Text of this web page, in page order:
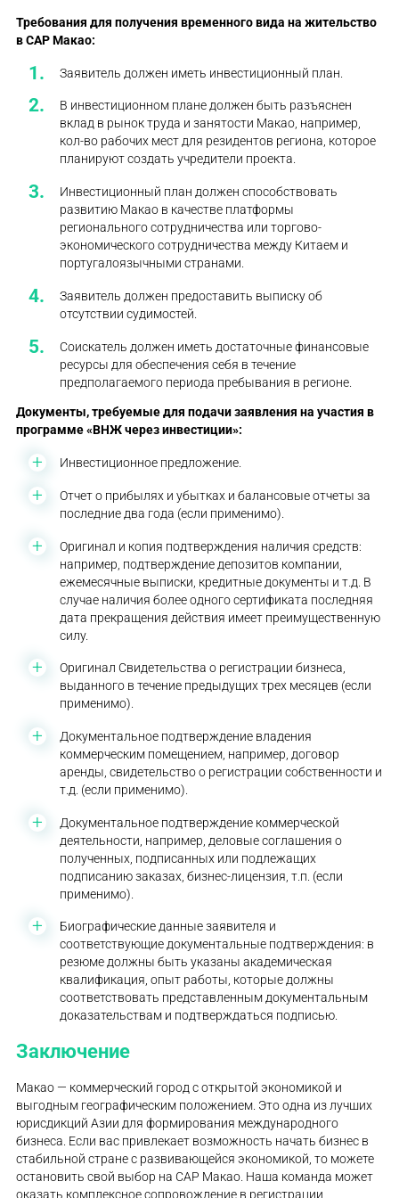
Требования для получения временного вида на жительство
в САР Макао:
Заявитель должен иметь инвестиционный план.
В инвестиционном плане должен быть разъяснен
вклад в рынок труда и занятости Макао, например,
кол-во рабочих мест для резидентов региона, которое
планируют создать учредители проекта.
Инвестиционный план должен способствовать
развитию Макао в качестве платформы
регионального сотрудничества или торгово-
экономического сотрудничества между Китаем и
португалоязычными странами.
Заявитель должен предоставить выписку об
отсутствии судимостей.
Соискатель должен иметь достаточные финансовые
ресурсы для обеспечения себя в течение
предполагаемого периода пребывания в регионе.
Документы, требуемые для подачи заявления на участия в
программе «ВНЖ через инвестиции»:
Инвестиционное предложение.
Отчет о прибылях и убытках и балансовые отчеты за
последние два года (если применимо).
Оригинал и копия подтверждения наличия средств:
например, подтверждение депозитов компании,
ежемесячные выписки, кредитные документы и т.д. В
случае наличия более одного сертификата последняя
дата прекращения действия имеет преимущественную
силу.
Оригинал Свидетельства о регистрации бизнеса,
выданного в течение предыдущих трех месяцев (если
применимо).
Документальное подтверждение владения
коммерческим помещением, например, договор
аренды, свидетельство о регистрации собственности и
т.д. (если применимо).
Документальное подтверждение коммерческой
деятельности, например, деловые соглашения о
полученных, подписанных или подлежащих
подписанию заказах, бизнес-лицензия, т.п. (если
применимо).
Биографические данные заявителя и
соответствующие документальные подтверждения: в
резюме должны быть указаны академическая
квалификация, опыт работы, которые должны
соответствовать представленным документальным
доказательствам и подтверждаться подписью.
Заключение
Макао — коммерческий город с открытой экономикой и
выгодным географическим положением. Это одна из лучших
юрисдикций Азии для формирования международного
бизнеса. Если вас привлекает возможность начать бизнес в
стабильной стране с развивающейся экономикой, то можете
остановить свой выбор на CAP Макао. Наша команда может
оказать комплексное сопровождение в регистрации